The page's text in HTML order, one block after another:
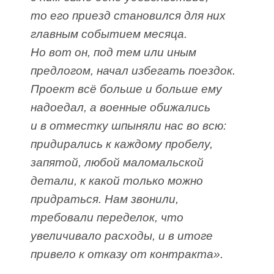
то его приезд становился для них
главным событием месяца.
Но вот он, под тем или иным
предлогом, начал избегать поездок.
Проект всё больше и больше ему
надоедал, а военные обижались
и в отместку шпыняли нас во всю:
придирались к каждому пробелу,
запятой, любой маломальской
детали, к какой только можно
придраться. Нам звонили,
требовали переделок, что
увеличивало расходы, и в итоге
привело к отказу от контракта».